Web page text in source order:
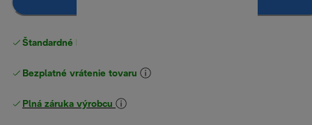
Štandardné bezplatné doručenie
Bezplatné vrátenie tovaru
Plná záruka výrobcu